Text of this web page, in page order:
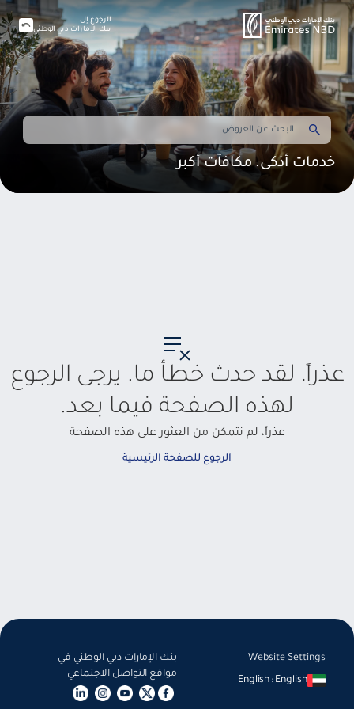
خدمات أذكى. مكافآت أكبر
الرجوع إلى
بنك الإمارات دبي الوطني
عذراً، لقد حدث خطأ ما. يرجى الرجوع
لهذه الصفحة فيما بعد.
عذراً، لم نتمكن من العثور على هذه الصفحة
الرجوع للصفحة الرئيسية
Website Settings
English
:
English
بنك الإمارات دبي الوطني في
مواقع التواصل الاجتماعي